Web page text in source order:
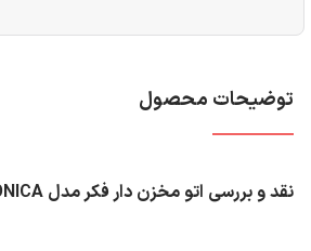
توضیحات محصول
نقد و بررسی اتو مخزن دار فکر مدل VERONICA